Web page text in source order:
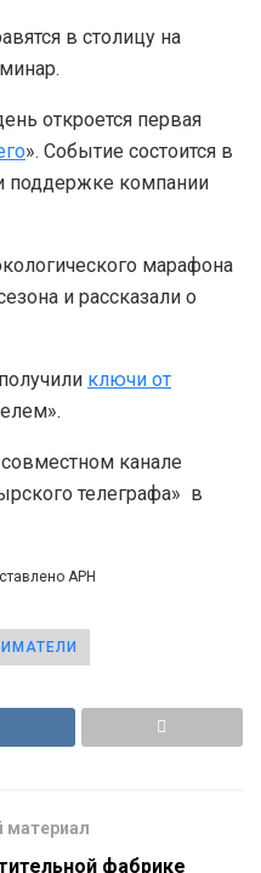
в столицу на
откроется первая
». Событие состоится в
поддержке компании
марафона
и рассказали о
ключи от
канале
телеграфа» в
АРН
фабрике